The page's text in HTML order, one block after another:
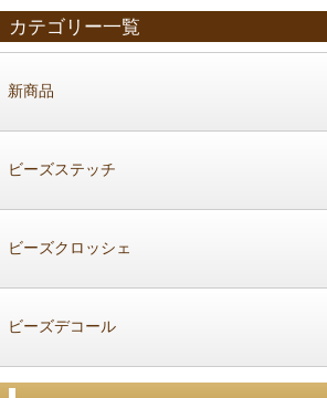
カテゴリー一覧
新商品
ビーズステッチ
ビーズクロッシェ
ビーズデコール